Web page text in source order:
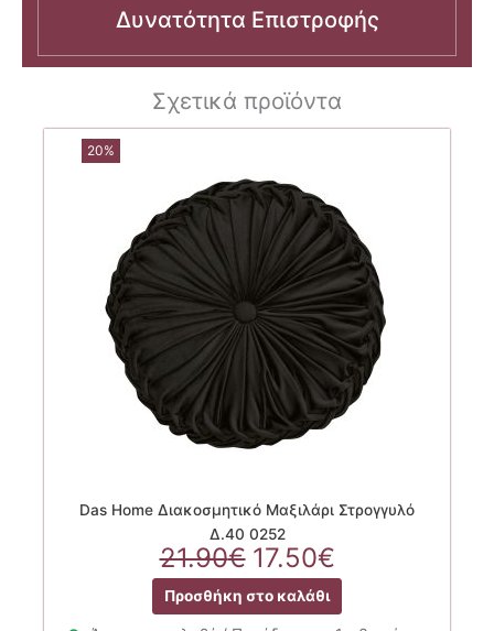
Δυνατότητα Επιστροφής
Σχετικά προϊόντα
20%
Das Home Διακοσμητικό Μαξιλάρι Στρογγυλό
Δ.40 0252
21.90€ Original
price
was:
17.50€Η
τρέχουσα
τιμή
Προσθήκη στο καλάθι